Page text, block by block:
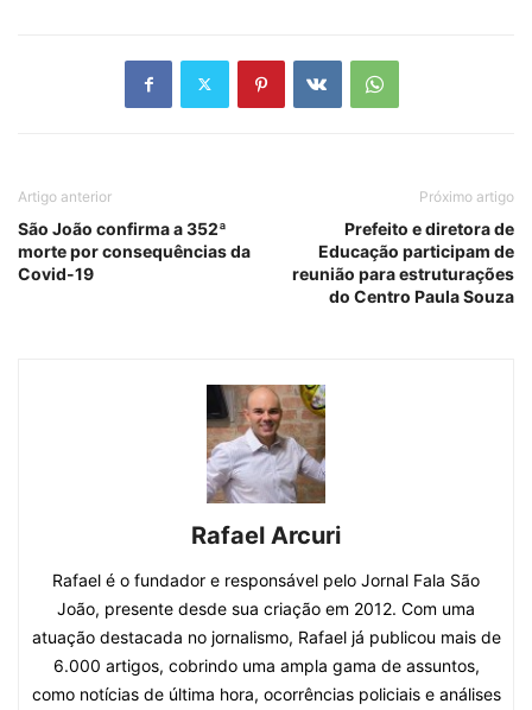
Artigo anterior
São João confirma a 352ª
morte por consequências da
Covid-19
Próximo artigo
Prefeito e diretora de
Educação participam de
reunião para estruturações
do Centro Paula Souza
Rafael Arcuri
Rafael é o fundador e responsável pelo Jornal Fala São
João, presente desde sua criação em 2012. Com uma
atuação destacada no jornalismo, Rafael já publicou mais de
6.000 artigos, cobrindo uma ampla gama de assuntos,
como notícias de última hora, ocorrências policiais e análises